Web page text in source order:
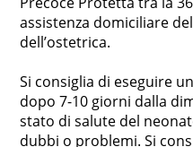
assistenza domiciliare
dell’ostetrica.
Si consiglia di eseguire
dopo 7-10 giorni dalla
stato di salute del
dubbi o problemi. Si